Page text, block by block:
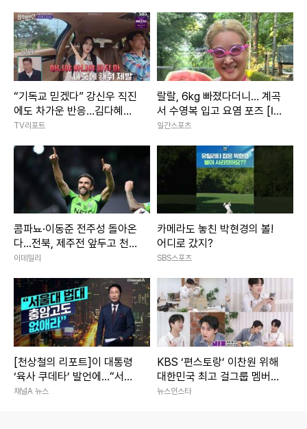
“기독교 믿겠다” 강신우 직진
에도 차가운 반응…김다혜
“이성적 감정 떨어졌다” (‘합
TV리포트
랄랄, 6kg 빠졌다더니… 계곡
서 수영복 입고 요염 포즈 [IS
하이컷]
일간스포츠
콤파뇨·이동준 전주성 돌아온
다...전북, 제주전 앞두고 천군
만마
이데일리
카메라도 놓친 박현경의 볼!
어디로 갔지?
SBS스포츠
[천상철의 리포트]이 대통령
‘육사 쿠데타’ 발언에…“서울
대 법대·충암고도 없애라”
채널A 뉴스
KBS ‘편스토랑’ 이찬원 위해
대한민국 최고 걸그룹 멤버
출격?! 궁금증 폭발
뉴스인스타